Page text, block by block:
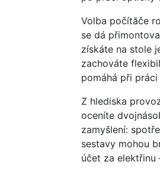
Volba počítăče
se dá
získáte na stole
zachováte
pomáhá při
Z hlediska
oceníte
zamyšlení:
sestavy mohou
účet za elektřinu